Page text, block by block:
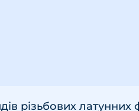
різьбових латунних